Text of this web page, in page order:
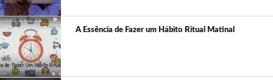
A Essência de Fazer um Hábito Ritual Matinal